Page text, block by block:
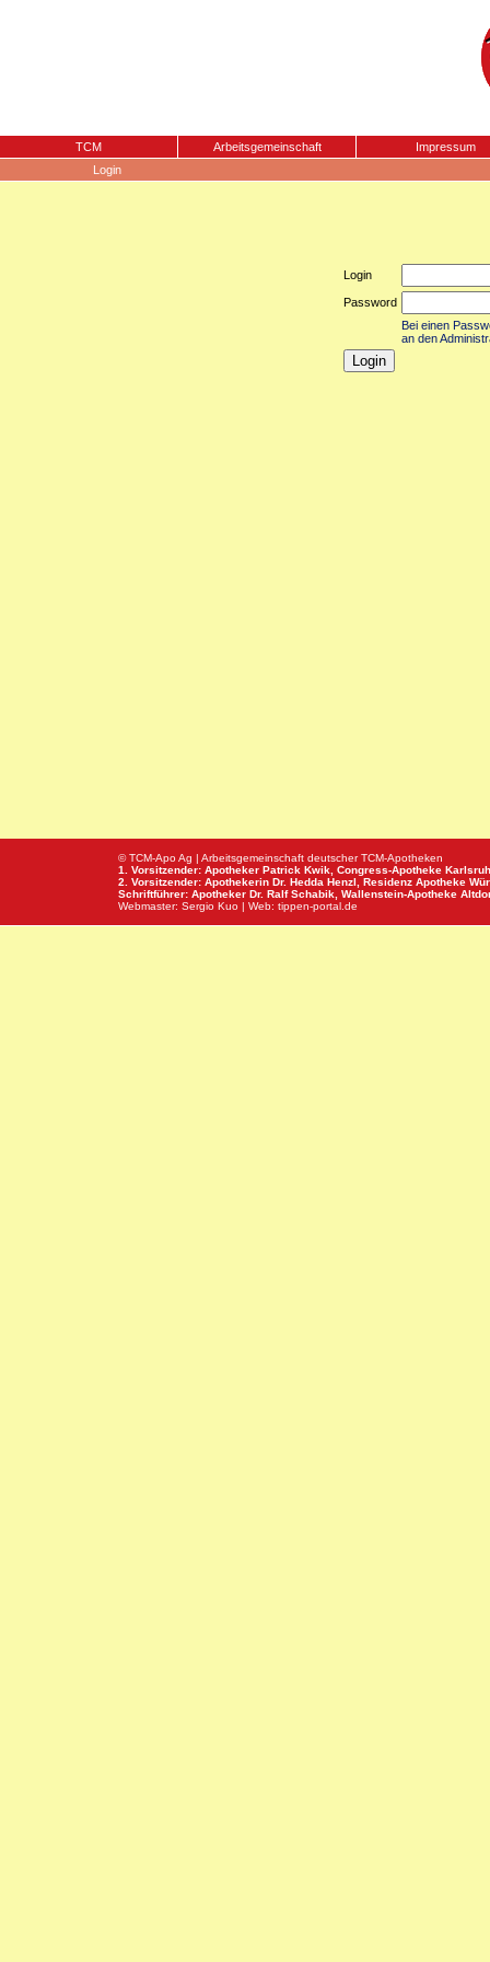
TCM Arbeitsgemeinschaft
Impressum
Login
Login
Password
Bei einen
an den
© TCM-Apo Ag | Arbeitsgemeinschaft deutscher TCM-Apotheken
1. Vorsitzender: Apotheker Patrick Kwik, Congress-Apotheke
2. Vorsitzender: Apothekerin Dr. Hedda Henzl, Residenz Apotheke
Schriftführer: Apotheker Dr. Ralf Schabik, Wallenstein-Apotheke
Webmaster: Sergio Kuo | Web: tippen-portal.de